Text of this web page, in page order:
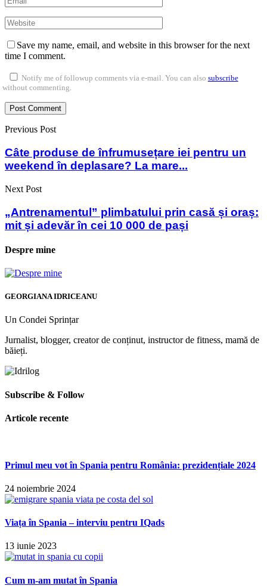
Save my name, email, and website in this browser for the next
time I comment.
Notify me of followup comments via e-mail. You can also subscribe
without commenting.
Previous Post
Câte produse de înfrumusețare iei pentru un
weekend în deplasare? La mare...
Next Post
„Antrenamentul” plimbatului prin casă și oraș:
mit și adevăr în cei 10 000 de pași
Despre mine
GEORGIANA IDRICEANU
Un Condei Sprințar
Jurnalist, blogger, creator de conținut, instructor de fitness, mamă de
băieți.
Subscribe & Follow
Articole recente
Primul meu vot în Spania pentru România: prezidențiale 2024
24 noiembrie 2024
Viața în Spania – interviu pentru IQads
13 iunie 2023
Cum m-am mutat în Spania